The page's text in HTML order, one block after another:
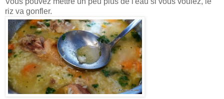
riz va gonfler.